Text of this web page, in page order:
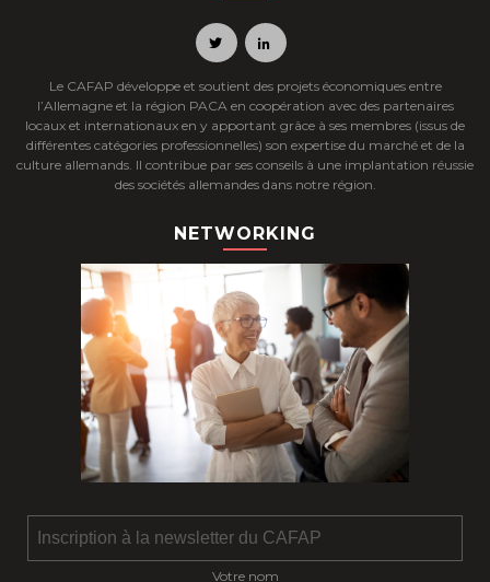
Le CAFAP développe et soutient des projets économiques entre
l’Allemagne et la région PACA en coopération avec des partenaires
locaux et internationaux en y apportant grâce à ses membres (issus de
différentes catégories professionnelles) son expertise du marché et de la
culture allemands. Il contribue par ses conseils à une implantation réussie
des sociétés allemandes dans notre région.
NETWORKING
Votre nom